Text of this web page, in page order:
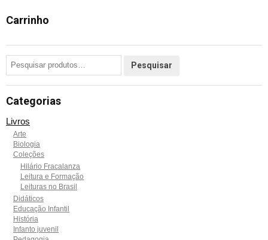
Carrinho
Categorias
Livros
Arte
Biologia
Coleções
Hilário Fracalanza
Leitura e Formação
Leituras no Brasil
Didáticos
Educação Infantil
História
Infanto juvenil